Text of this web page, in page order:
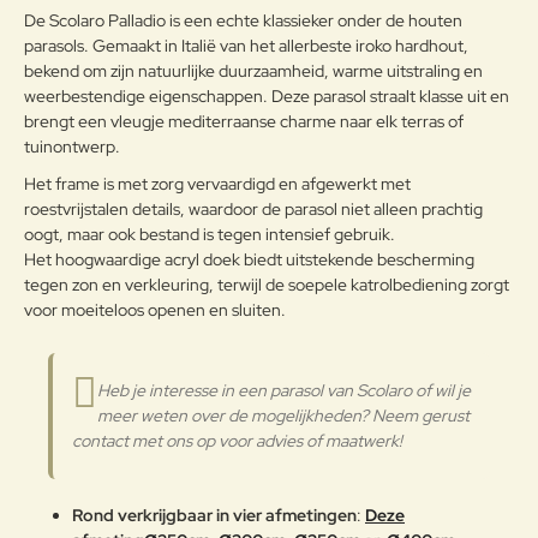
Aluminium
Om het product lange tijd in
uitstekende staat te houden, raden
we aan om het correct en
regelmatig te reinigen. Verricht de
reiniging vaker op plaatsen die
zeeklimaat worden gekenmerkt.
Het wordt aanbevolen om de
oppervlakken met een zachte doek
en met water of neutrale
reinigingsmiddelen te reinigen. De
langdurige en continue
blootstelling aan intense uv-
eigenschappen van de mooie
gekleurde polyestercoating
worden aangetast. We raden aan
in de winter te reinigen en op een
beschermde plek op te bergen of
Note:HTML-code wordt niet vertaald!
Waardering:
Waarderin
g:
Slecht
Verder
De Scolaro Palladio is een echte klassieker onder de houten
parasols. Gemaakt in Italië van het allerbeste iroko hardhout,
bekend om zijn natuurlijke duurzaamheid, warme uitstraling en
weerbestendige eigenschappen. Deze parasol straalt klasse uit en
brengt een vleugje mediterraanse charme naar elk terras of
tuinontwerp.
Het frame is met zorg vervaardigd en afgewerkt met
roestvrijstalen details, waardoor de parasol niet alleen prachtig
oogt, maar ook bestand is tegen intensief gebruik.
Het hoogwaardige acryl doek biedt uitstekende bescherming
tegen zon en verkleuring, terwijl de soepele katrolbediening zorgt
voor moeiteloos openen en sluiten.
Heb je interesse in een parasol van Scolaro of wil je
meer weten over de mogelijkheden? Neem gerust
contact met ons op voor advies of maatwerk!
Rond verkrijgbaar in vier afmetingen: Deze